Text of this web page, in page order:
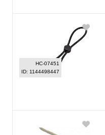
HC-07451
ID: 1144498447